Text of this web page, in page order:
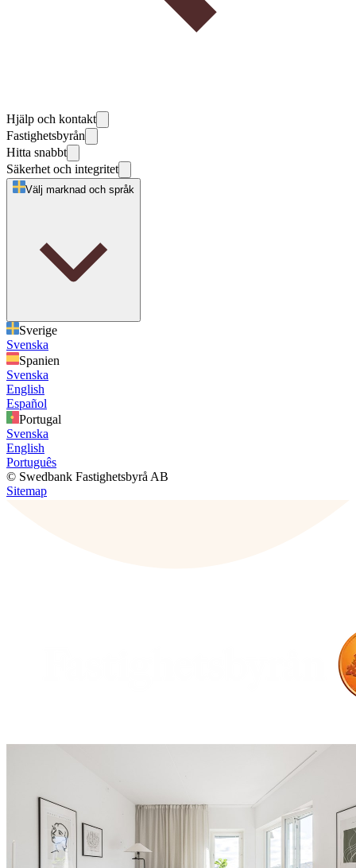
Hjälp och kontakt
Fastighetsbyrån
Hitta snabbt
Säkerhet och integritet
Välj marknad och språk
Sverige
Svenska
Spanien
Svenska
English
Español
Portugal
Svenska
English
Português
© Swedbank Fastighetsbyrå AB
Sitemap